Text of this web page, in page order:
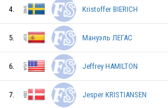
AUT
POL
4. Kristoffer BIERICH
5. Мануэль ЛЕГАС
6. Jeffrey HAMILTON
7. Jesper KRISTIANSEN